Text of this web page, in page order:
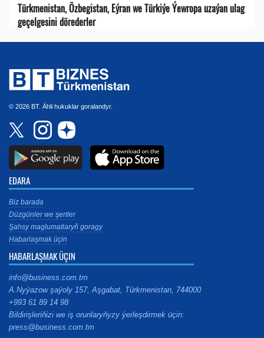
Türkmenistan, Özbegistan, Eýran we Türkiýe Ýewropa uzaýan ulag
geçelgesini dörederler
© 2026 BT. Ähli hukuklar goralandyr.
EDARA
Biz barada
Düzgünler we şertler
Şahsy maglumatlaryň goragy
Habarlaşmak üçin
HABARLAŞMAK ÜÇIN
info@business.com.tm
A.Nyýazow şaýoly 157, Aşgabat, Türkmenistan, 744000
+993 61 89 14 98
Bildirişleriňizi we iş orunlaryňyzy ýerleşdirmek üçin:
press@business.com.tm